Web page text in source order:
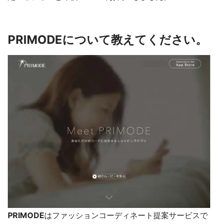
PRIMODEについて教えてください。
PRIMODEはファッションコーディネート提案サービスで